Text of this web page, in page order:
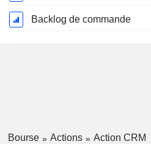
Backlog de commande
Bourse Actions
Action CRM